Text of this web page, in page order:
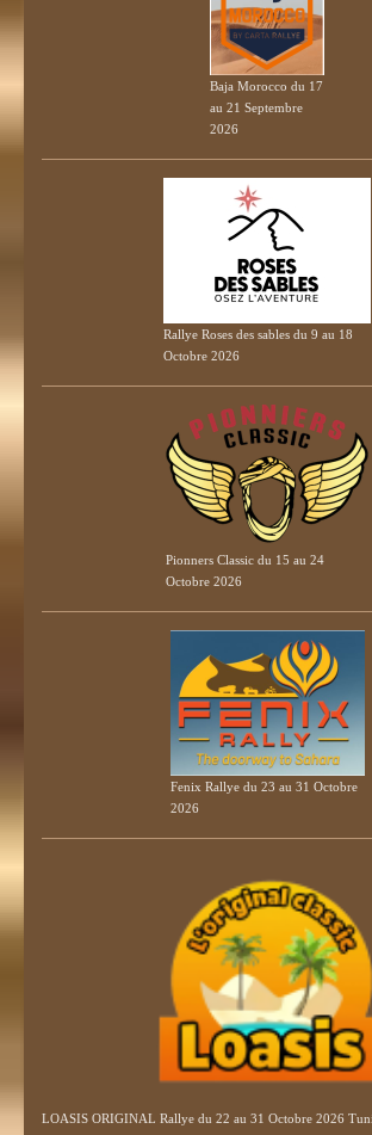
Baja Morocco du 17
au 21 Septembre
2026
Rallye Roses des sables du 9 au 18
Octobre 2026
Pionners Classic du 15 au 24
Octobre 2026
Fenix Rallye du 23 au 31 Octobre
2026
LOASIS ORIGINAL Rallye du 22 au 31 Octobre 2026